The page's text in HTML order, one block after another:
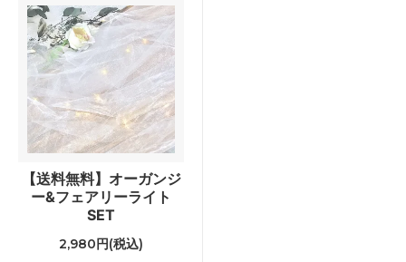
【送料無料】オーガンジ
ー&フェアリーライト
SET
2,980円(税込)